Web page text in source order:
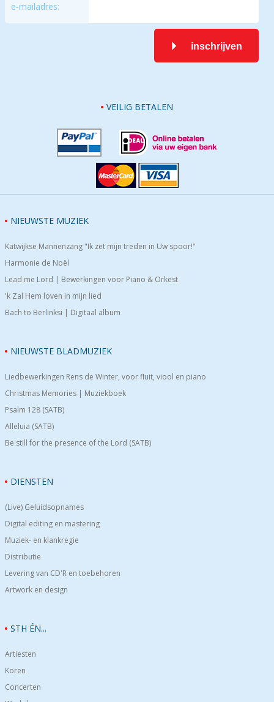
e-mailadres:
inschrijven
VEILIG BETALEN
NIEUWSTE MUZIEK
Katwijkse Mannenzang "Ik zet mijn treden in Uw spoor!"
Harmonie de Noël
Lead me Lord | Bewerkingen voor Piano & Orkest
'k Zal Hem loven in mijn lied
Bach to Berlinksi | Digitaal album
NIEUWSTE BLADMUZIEK
Liedbewerkingen Rens de Winter, voor fluit, viool en piano
Christmas Memories | Muziekboek
Psalm 128 (SATB)
Alleluia (SATB)
Be still for the presence of the Lord (SATB)
DIENSTEN
(Live) Geluidsopnames
Digital editing en mastering
Muziek- en klankregie
Distributie
Levering van CD'R en toebehoren
Artwork en design
STH ÉN...
Artiesten
Koren
Concerten